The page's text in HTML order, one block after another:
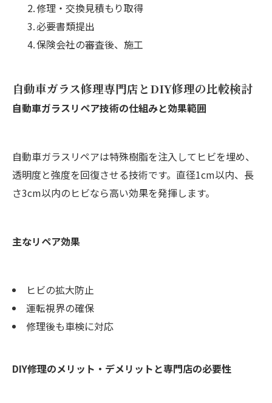
修理・交換見積もり取得
必要書類提出
保険会社の審査後、施工
自動車ガラス修理専門店とDIY修理の比較検討
自動車ガラスリペア技術の仕組みと効果範囲
自動車ガラスリペアは特殊樹脂を注入してヒビを埋め、
透明度と強度を回復させる技術です。直径1cm以内、長
さ3cm以内のヒビなら高い効果を発揮します。
主なリペア効果
ヒビの拡大防止
運転視界の確保
修理後も車検に対応
DIY修理のメリット・デメリットと専門店の必要性